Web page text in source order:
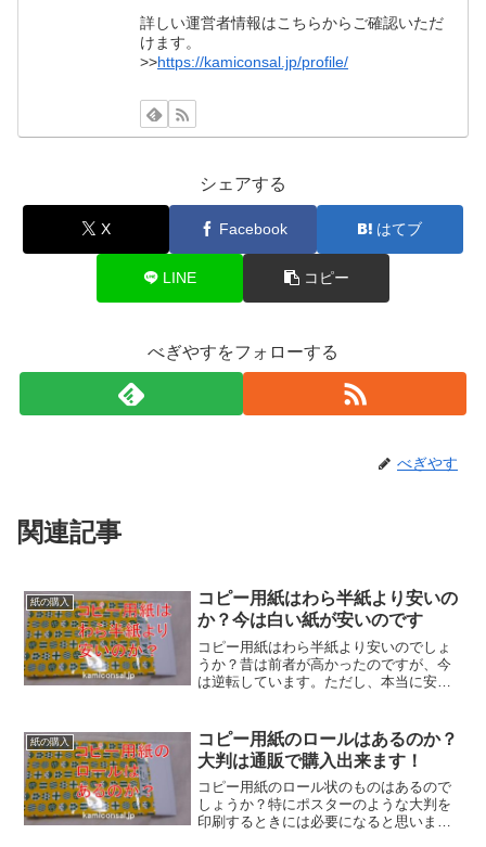
詳しい運営者情報はこちらからご確認いただ
けます。
>>https://kamiconsal.jp/profile/
シェアする
X Facebook はてブ
LINE コピー
べぎやすをフォローする
べぎやす
関連記事
紙の購入
コピー用紙はわら半紙より安いの
か？今は白い紙が安いのです
コピー用紙はわら半紙より安いのでしょ
うか？昔は前者が高かったのですが、今
は逆転しています。ただし、本当に安価
ら、コピー用紙はわら半紙より安い場合
があると考えたほうがいいでしょう。
紙の購入
コピー用紙のロールはあるのか？
大判は通販で購入出来ます！
コピー用紙のロール状のものはあるので
しょうか？特にポスターのような大判を
印刷するときには必要になると思いま